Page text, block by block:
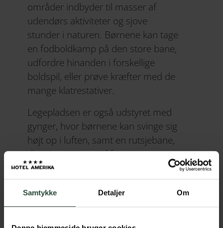
Samtykke Detaljer Om
områder indbyder til masser af
udendørs aktiviteter og sjove
stunder i naturen. Børnene kan tage
en fodboldkamp på den store bane,
udfordre hinanden i forskellige
boldspil, eller prøve kræfter med de
mange klatrestativer.
Legepladsen er også udstyret med
gynger, hvor børnene kan svinge sig
højt op i luften, samt en rutsjebane,
der giver masser af fart og
spænding. For dem, der ønsker at
bygge en lille base eller hygge sig i et
mere stille hjørne, er der shelters,
hvor man kan samles og skabe små
huler.